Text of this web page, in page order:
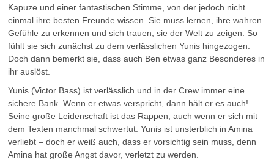
Kapuze und einer fantastischen Stimme, von der jedoch nicht
einmal ihre besten Freunde wissen. Sie muss lernen, ihre wahren
Gefühle zu erkennen und sich trauen, sie der Welt zu zeigen. So
fühlt sie sich zunächst zu dem verlässlichen Yunis hingezogen.
Doch dann bemerkt sie, dass auch Ben etwas ganz Besonderes in
ihr auslöst.
Yunis (Victor Bass) ist verlässlich und in der Crew immer eine
sichere Bank. Wenn er etwas verspricht, dann hält er es auch!
Seine große Leidenschaft ist das Rappen, auch wenn er sich mit
dem Texten manchmal schwertut. Yunis ist unsterblich in Amina
verliebt – doch er weiß auch, dass er vorsichtig sein muss, denn
Amina hat große Angst davor, verletzt zu werden.